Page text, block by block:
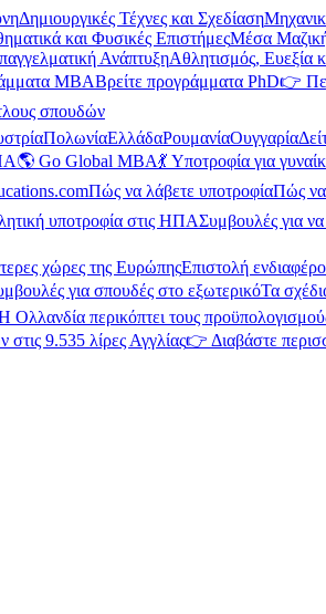
Δημιουργικές Τέχνες και Σχεδίαση
και Φυσικές ΕπιστήμεςΜέσα
ΑνάπτυξηΑθλητισμός, Ευεξία
MBAΒρείτε προγράμματα PhD👉
σπουδών
ΠολωνίαΕλλάδαΡουμανίαΟυγγαρία
🌎 Go Global MBA💃 Υποτροφία για
Πώς να λάβετε υποτροφίαΠώς να
υποτροφία στις ΗΠΑΣυμβουλές για
χώρες της ΕυρώπηςΕπιστολή
για σπουδές στο εξωτερικόΤα
Ολλανδία περικόπτει τους
στις 9.535 λίρες Αγγλίας👉 Διαβάστε